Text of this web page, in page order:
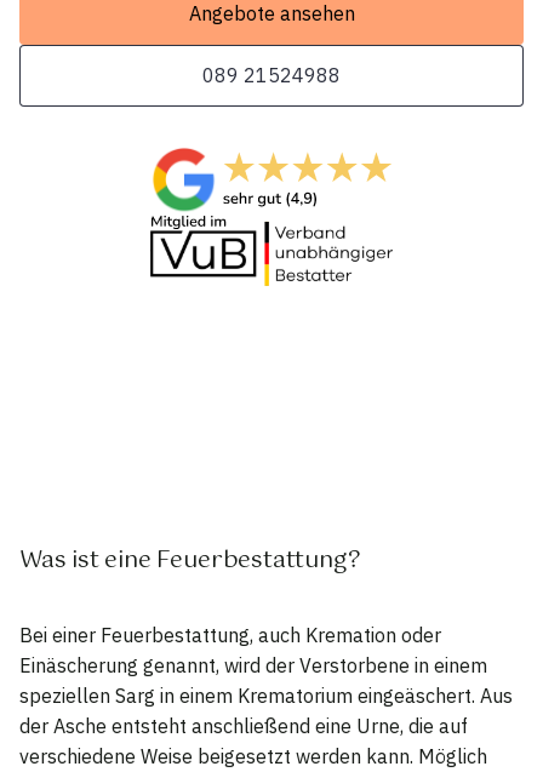
Angebote ansehen
089 21524988
Was ist eine Feuerbestattung?
Bei einer Feuerbestattung, auch Kremation oder
Einäscherung genannt, wird der Verstorbene in einem
speziellen Sarg in einem Krematorium eingeäschert. Aus
der Asche entsteht anschließend eine Urne, die auf
verschiedene Weise beigesetzt werden kann. Möglich